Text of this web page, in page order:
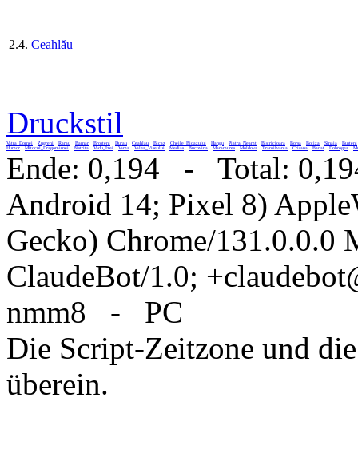
2.4. Ceahlău
Druckstil
Vatra_Dornei Zugreni Rarau Barnar Brosteni Durau Ceahlau Bicaz Cheile_Bicazului Hangu Piatra_Neamt Bistricioara Borsa Botiza Sinaia
Busteni
Humor
Mitocul_Dragomirnei Bistrita Vadu_Izei Vama Valea_Viseului Medias Bucovina Maramures Moldova Transilvania Crisana Banat Dobrogea
Ende: 0,194 - Total:
Android 14; Pixel 8)
Gecko) Chrome/131.0.0.0
ClaudeBot/1.0;
nmm8 - PC
Die Script-Zeitzone und
überein.